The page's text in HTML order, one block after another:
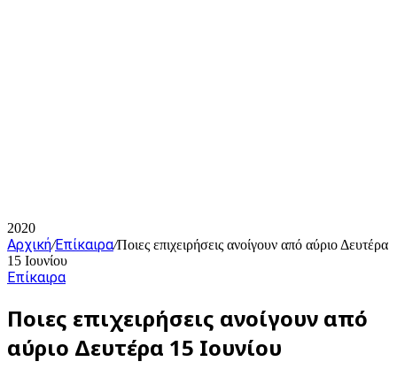
2020
Αρχική/Επίκαιρα/Ποιες επιχειρήσεις ανοίγουν από αύριο Δευτέρα
15 Ιουνίου
Επίκαιρα
Ποιες επιχειρήσεις ανοίγουν από
αύριο Δευτέρα 15 Ιουνίου